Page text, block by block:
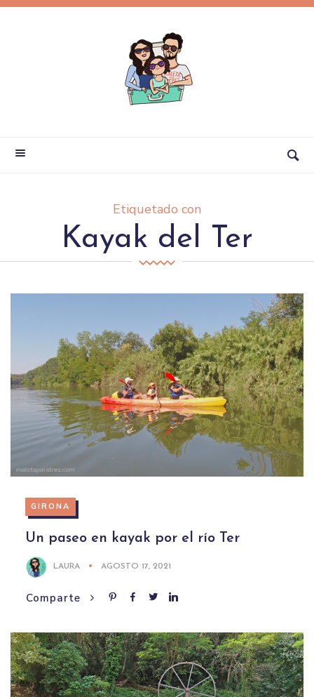
Etiquetado con
Kayak del Ter
GIRONA
Un paseo en kayak por el río Ter
LAURA AGOSTO 17, 2021
Comparte